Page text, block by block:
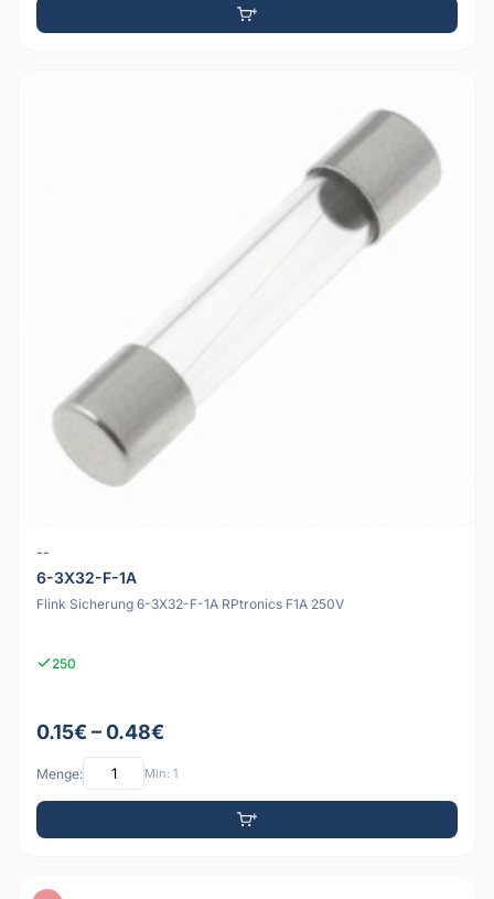
--
6-3X32-F-1A
Flink Sicherung 6-3X32-F-1A RPtronics F1A 250V
250
0.15€ – 0.48€
Menge: Min: 1